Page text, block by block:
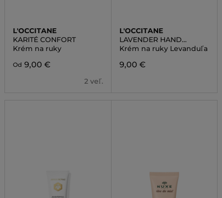
L'OCCITANE
KARITÉ CONFORT
Krém na ruky
Od 9,00 €
2 veľ.
L'OCCITANE
LAVENDER HAND
CREAM
Krém na ruky Levanduľa
9,00 €